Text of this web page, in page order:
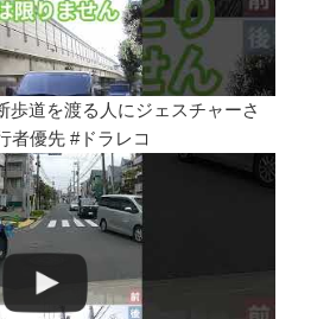
歩道を渡る人にジェスチャーさ
者優先 #ドラレコ